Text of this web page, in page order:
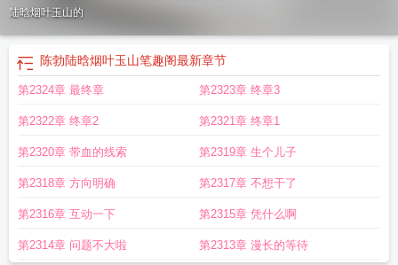
陆晗烟叶玉山的
陈勃陆晗烟叶玉山笔趣阁最新章节
第2324章 最终章 第2323章 终章3
第2322章 终章2 第2321章 终章1
第2320章 带血的线索 第2319章 生个儿子
第2318章 方向明确 第2317章 不想干了
第2316章 互动一下 第2315章 凭什么啊
第2314章 问题不大啦 第2313章 漫长的等待